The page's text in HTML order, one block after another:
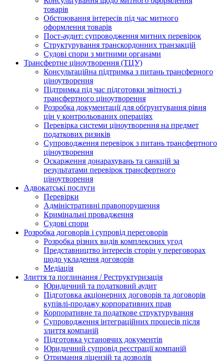
товарів
Обстоювання інтересів під час митного
оформлення товарів
Пост-аудит: супроводження митних перевірок
Структурування транскордонних транзакцій
Судові спори з митними органами
Трансфертне ціноутворення (ТЦУ)
Консультаційна підтримка з питань трансферного
ціноутворення
Підтримка під час підготовки звітності з
трансфертного ціноутворення
Розробка документації для обґрунтування рівня
цін у контрольованих операціях
Перевірка системи ціноутворення на предмет
податкових ризиків
Супроводження перевірок з питань трансфертного
ціноутворення
Оскарження донарахувань та санкцій за
результатами перевірок трансфертного
ціноутворення
Адвокатські послуги
Перевірки
Адміністративні правопорушення
Кримінальні провадження
Судові спори
Розробка договорів і супровід переговорів
Розробка різних видів комплексних угод
Представництво інтересів сторін у переговорах
щодо укладення договорів
Медіація
Злиття та поглинання / Реструктуризація
Юридичний та податковий аудит
Підготовка акціонерних договорів та договорів
купівлі-продажу корпоративних прав
Корпоративне та податкове структурування
Супроводження інтеграційних процесів після
злиття компаній
Підготовка установчих документів
Юридичний супровід реєстрації компаній
Отримання ліцензій та дозволів